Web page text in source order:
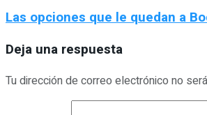
Las opciones que le quedan a
Deja una respuesta
Tu dirección de correo electrónico no